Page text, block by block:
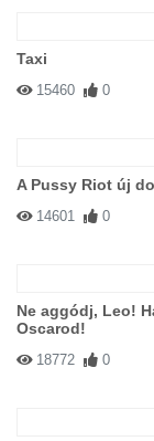
Taxi
15460 0
A Pussy Riot új
14601 0
Ne aggódj, Leo!
Oscarod!
18772 0